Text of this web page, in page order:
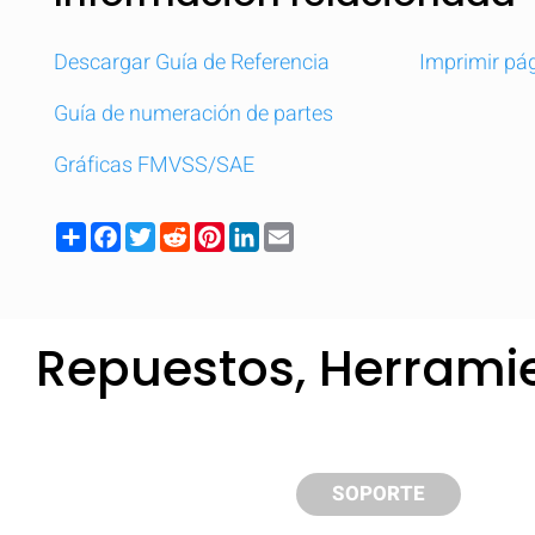
Comparar
Descargar Guía de Referencia
Guía de numeración de partes
Gráficas FMVSS/SAE
Imprimir
ShareFacebook
TwitterRedditPinterestLinkedIn
Repuestos,
SOPORTE